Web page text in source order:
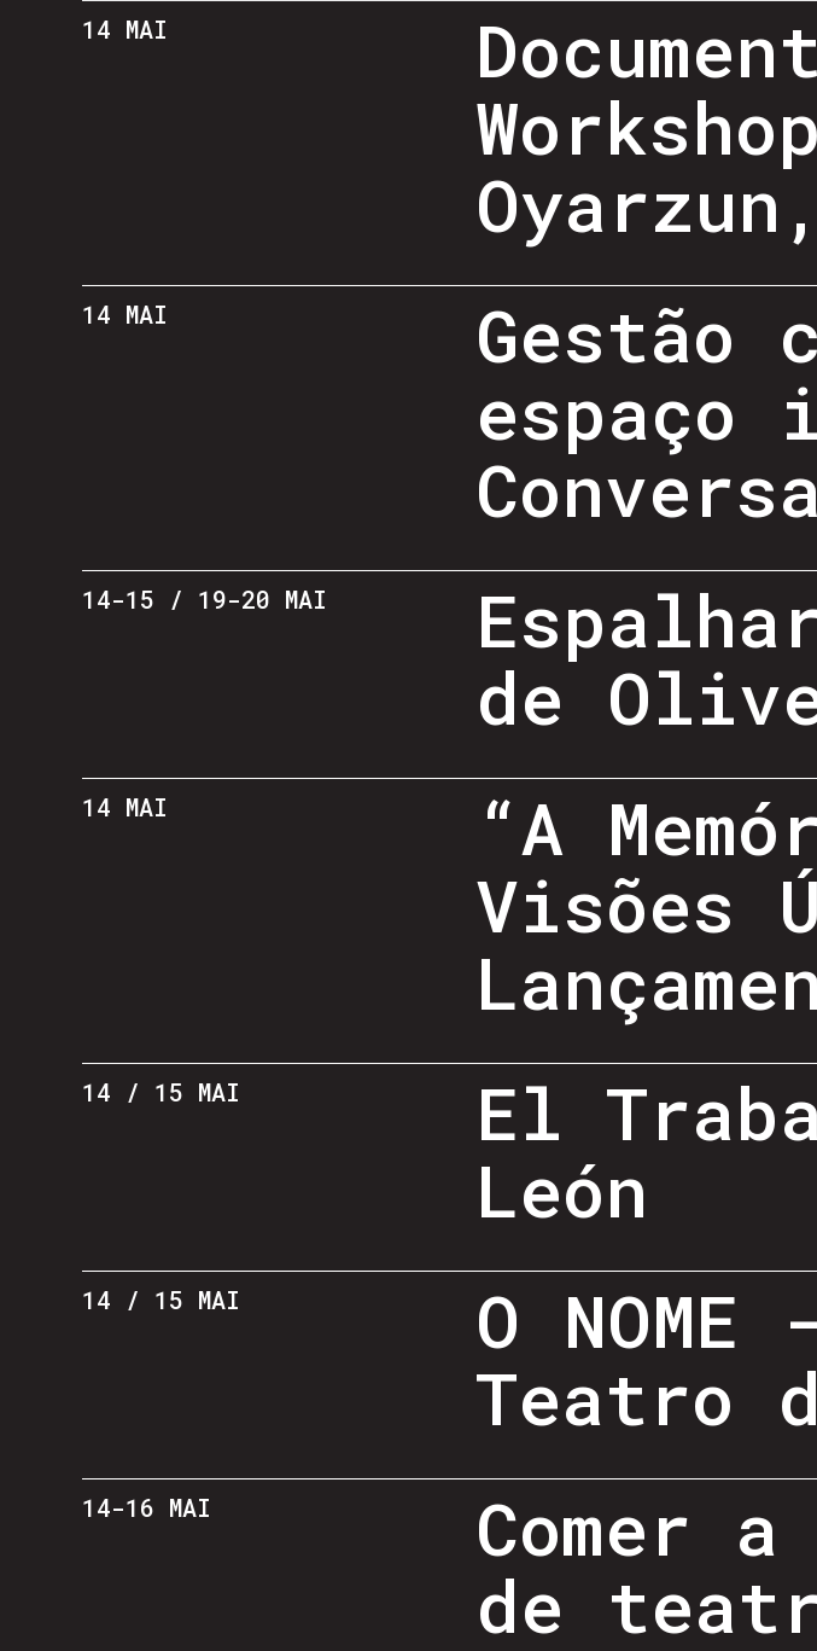
14 MAI
14 MAI
Gestão
espaço
Conversa
14-15 / 19-20 MAI
de
14 MAI
“A
Visões
14 / 15 MAI
El
León
14 / 15 MAI
O
Teatro
14-16 MAI
Comer
de